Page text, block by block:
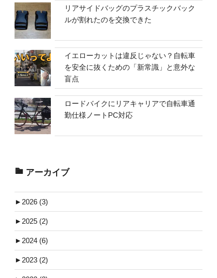
リアサイドバッグのプラスチックバック
ルが割れたのを交換できた
イエローカットは違反じゃない？自転車
を安全に抜くための「新常識」と意外な
盲点
ロードバイクにリアキャリアで自転車通
勤仕様ノートPC対応
アーカイブ
► 2026 (3)
► 2025 (2)
► 2024 (6)
► 2023 (2)